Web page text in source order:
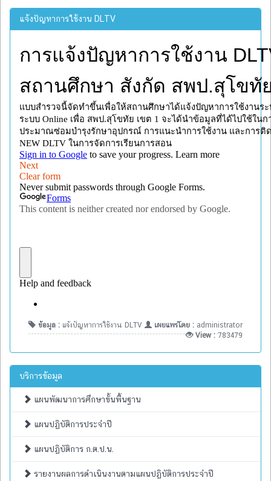
แจ้งปัญหาการใช้งาน DLTV
ข้อมูล : แจ้งปัญหาการใช้งาน DLTV เผยแพร่โดย : administrator
View :783479
บริการข้อมูล
แผนพัฒนาการศึกษาขั้นพื้นฐาน
แผนปฏิบัติการประจำปี
แผนปฏิบัติการ ก.ต.ป.น.
รายงานผลการดำเนินงานตามแผนปฏิบัติการประจำปี